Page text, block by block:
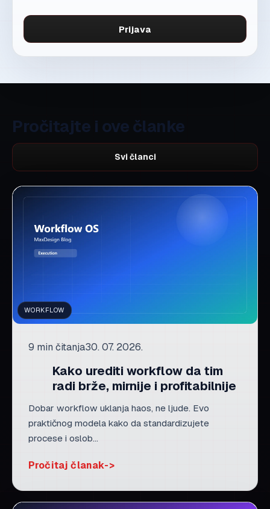
Prijava
Pročitajte i ove članke
Svi članci
WORKFLOW
9 min čitanja30. 07. 2026.
Kako urediti workflow da tim
radi brže, mirnije i profitabilnije
Dobar workflow uklanja haos, ne ljude. Evo
praktičnog modela kako da standardizujete
procese i oslob...
Pročitaj članak